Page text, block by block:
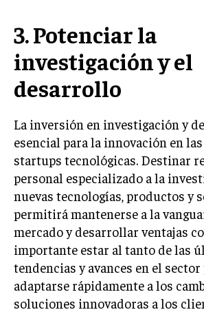
FINANZAS Y CONTABILIDAD
GESTIÓN DE RECURSOS
INVERSIONES Y MERCADOS
ECONOMÍA EMPRESARIAL
INTERNACIONAL
NEGOCIOS INTERNACIONALES
COMERCIO INTERNACIONAL
EXPANSIÓN GLOBAL
IMPORTACIÓN Y EXPORTACIÓN
ALIANZAS ESTRATÉGICAS
3. Potenciar la
investigación y el
desarrollo
La inversión en investigación y
esencial para la innovación en
startups tecnológicas. Destinar
personal especializado a la
nuevas tecnologías, productos y
permitirá mantenerse a la
mercado y desarrollar ventajas
importante estar al tanto de las
tendencias y avances en el
adaptarse rápidamente a los
soluciones innovadoras a los